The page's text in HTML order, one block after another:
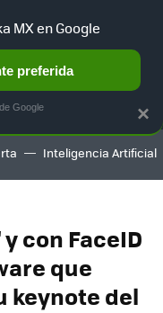
AUTO TERRITORIO
Inteligencia Artificial
con FaceID
que
keynote del
×
MX en Google
preferida
Google